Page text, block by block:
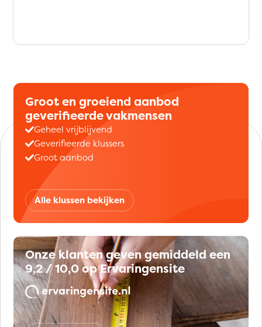
Groot en groeiend aanbod
geverifieerde vakmensen
Geheel vrijblijvend
Geverifieerde klussers
Groot aanbod
Alle klussen bekijken
Onze klanten geven gemiddeld een
9,2 / 10,0 op Ervaringensite